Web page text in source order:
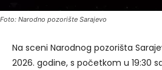
Foto: Narodno pozorište Sarajevo
Na sceni Narodnog pozorišta
2026. godine, s početkom u 19:30